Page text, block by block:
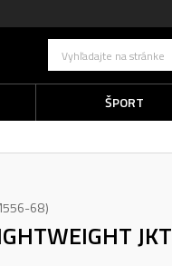
Vyhľadajte na stránke
ŠPORT
68
JKT